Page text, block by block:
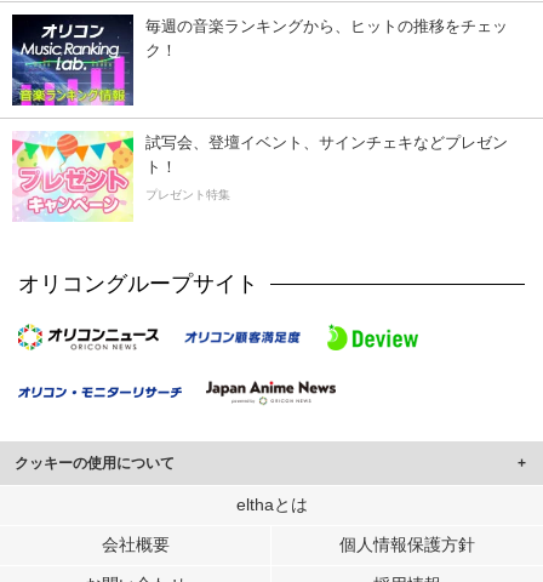
毎週の音楽ランキングから、ヒットの推移をチェッ
ク！
試写会、登壇イベント、サインチェキなどプレゼン
ト！
プレゼント特集
オリコングループサイト
クッキーの使用について
このサイトでは Cookie を使用して、ユーザーに合わせたコンテンツや広告の
行っています。
elthaとは
会社概要 個人情報保護方針